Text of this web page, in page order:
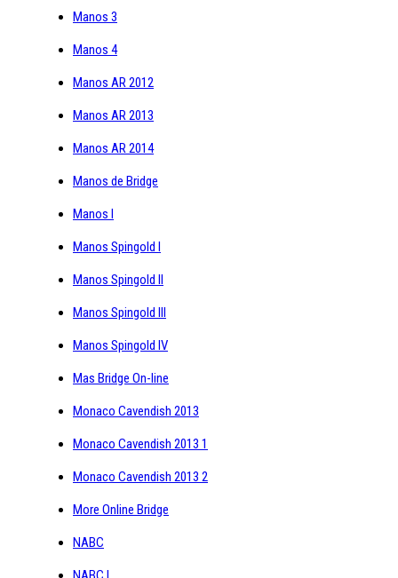
Manos 3
Manos 4
Manos AR 2012
Manos AR 2013
Manos AR 2014
Manos de Bridge
Manos I
Manos Spingold I
Manos Spingold II
Manos Spingold III
Manos Spingold IV
Mas Bridge On-line
Monaco Cavendish 2013
Monaco Cavendish 2013 1
Monaco Cavendish 2013 2
More Online Bridge
NABC